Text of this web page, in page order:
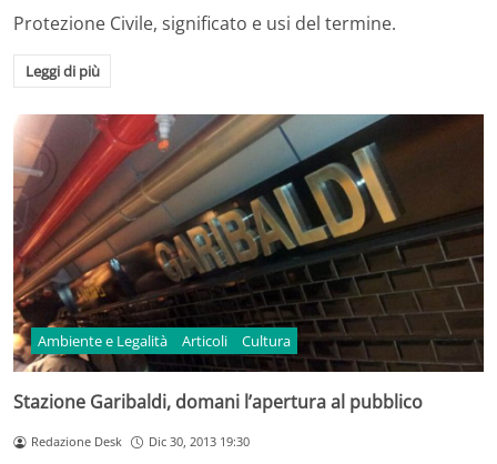
Protezione Civile, significato e usi del termine.
Leggi di più
Ambiente e Legalità Articoli Cultura
Stazione Garibaldi, domani l’apertura al pubblico
Redazione Desk Dic 30, 2013 19:30